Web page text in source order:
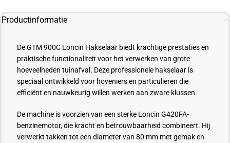
Productinformatie
De GTM 900C Loncin Hakselaar biedt krachtige prestaties en
praktische functionaliteit voor het verwerken van grote
hoeveelheden tuinafval. Deze professionele hakselaar is
speciaal ontwikkeld voor hoveniers en particulieren die
efficiënt en nauwkeurig willen werken aan zware klussen.
De machine is voorzien van een sterke Loncin G420FA-
benzinemotor, die kracht en betrouwbaarheid combineert. Hij
verwerkt takken tot een diameter van 80 mm met gemak en